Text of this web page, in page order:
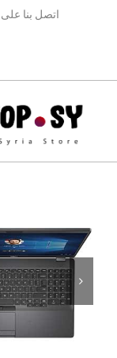
اتصل بنا على الرقم